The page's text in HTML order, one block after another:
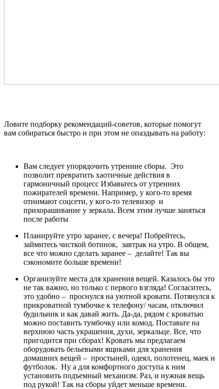
Ловите подборку рекомендаций-советов, которые помогут
вам собираться быстро и при этом не опаздывать на работу:
Вам следует упорядочить утренние сборы. Это
позволит превратить хаотичные действия в
гармоничный процесс Избавьтесь от утренних
пожирателей времени. Например, у кого-то время
отнимают соцсети, у кого-то телевизор и
прихорашивание у зеркала. Всем этим лучше заняться
после работы
Планируйте утро заранее, с вечера! Побрейтесь,
займитесь чисткой ботинок, завтрак на утро. В общем,
все что можно сделать заранее – делайте! Так вы
сэкономите больше времени!
Организуйте места для хранения вещей. Казалось бы это
не так важно, но только с первого взгляда! Согласитесь,
это удобно – проснулся на уютной кровати. Потянулся к
прикроватной тумбочке к телефону/ часам, отключил
будильник и как давай жить. Да-да, рядом с кроватью
можно поставить тумбочку или комод. Поставьте на
верхнюю часть украшения, духи, зеркальце. Все, что
пригодится при сборах! Кровать мы предлагаем
оборудовать бельевыми ящиками для хранения
домашних вещей – простыней, одеял, полотенец, маек и
футболок. Ну а для комфортного доступа к ним
установить подъемный механизм. Раз, и нужная вещь
под рукой! Так на сборы уйдет меньше времени.